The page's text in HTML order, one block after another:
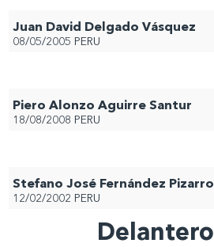
Juan David Delgado Vásquez
08/05/2005 PERU
Piero Alonzo Aguirre Santur
18/08/2008 PERU
Stefano José Fernández Pizarro
12/02/2002 PERU
Delantero